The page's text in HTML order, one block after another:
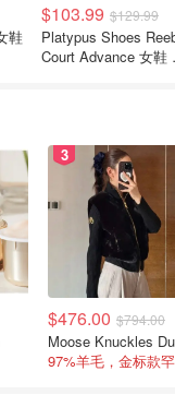
鞋
$103.99 $129.99
Platypus Shoes
Court Advance 女鞋
3
$476.00 $794.00